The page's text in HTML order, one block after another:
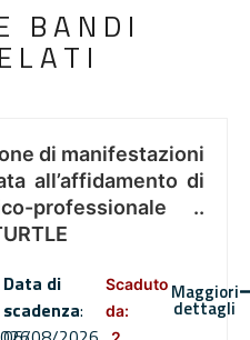
BANDI
di manifestazioni
all’affidamento di
professionale ..
Data di
scadenza:
Scaduto
da:
Maggiori
dettagli